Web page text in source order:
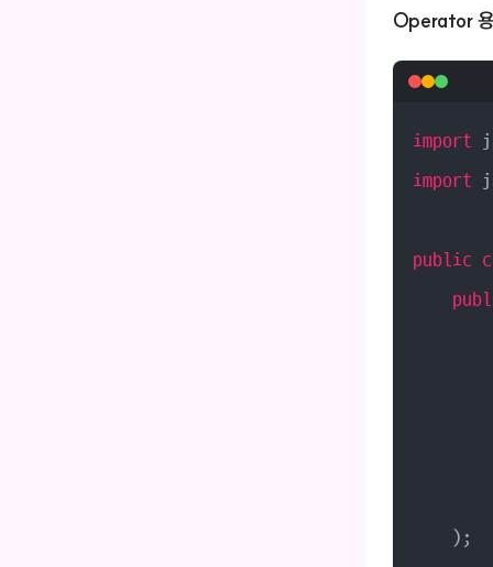
Operator
import
import
public
    );